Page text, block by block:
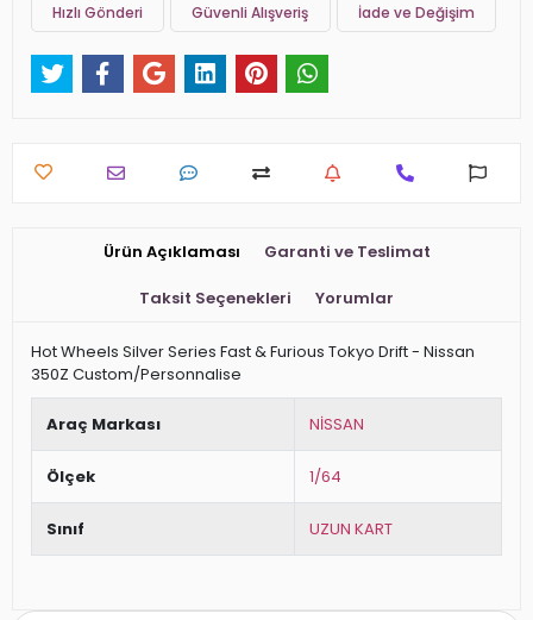
Hızlı Gönderi Güvenli Alışveriş İade ve Değişim
Ürün Açıklaması Garanti ve Teslimat
Taksit Seçenekleri Yorumlar
Hot Wheels Silver Series Fast & Furious Tokyo Drift - Nissan
350Z Custom/Personnalise
Araç Markası NİSSAN
Ölçek 1/64
Sınıf UZUN KART